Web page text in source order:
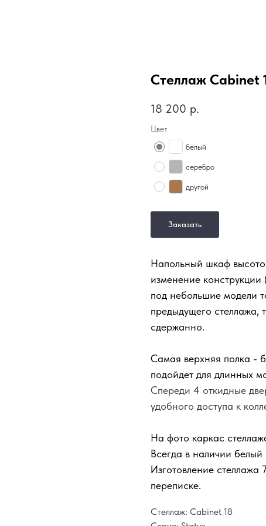
Стеллаж Cabinet
18 200 р.
Цвет
белый
серебро
другой
Заказать
Напольный шкаф
изменение
под небольшие модели
предыдущего стеллажа,
сдержанно.
Самая верхняя полка -
подойдет для длинных
Спереди 4 откидные
удобного доступа к
На фото каркас
Всегда в наличии белый
Изготовление стеллажа
переписке.
Стеллаж: Cabinet 18